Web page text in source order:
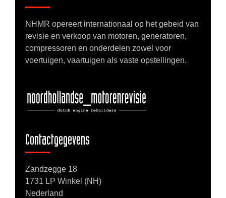
NHMR opereert internationaal op het gebeid van
revisie en verkoop van motoren, generatoren,
compressoren en onderdelen zowel voor
voertuigen, vaartuigen als vaste opstellingen.
Contactgegevens
Zandzegge 18
1731 LP Winkel (NH)
Nederland